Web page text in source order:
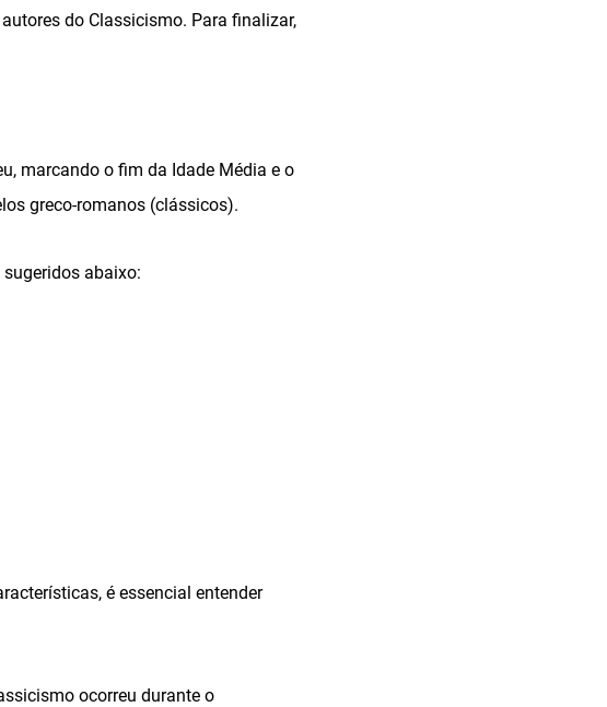
do Classicismo. Para finalizar,
marcando o fim da Idade Média e o
greco-romanos (clássicos).
abaixo:
é essencial entender
ocorreu durante o